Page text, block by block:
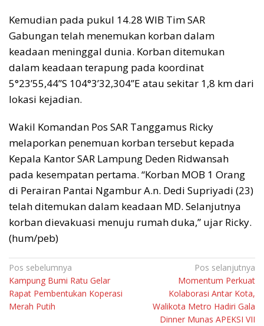
Kemudian pada pukul 14.28 WIB Tim SAR
Gabungan telah menemukan korban dalam
keadaan meninggal dunia. Korban ditemukan
dalam keadaan terapung pada koordinat
5°23’55,44’’S 104°3’32,304’’E atau sekitar 1,8 km dari
lokasi kejadian.
Wakil Komandan Pos SAR Tanggamus Ricky
melaporkan penemuan korban tersebut kepada
Kepala Kantor SAR Lampung Deden Ridwansah
pada kesempatan pertama. “Korban MOB 1 Orang
di Perairan Pantai Ngambur A.n. Dedi Supriyadi (23)
telah ditemukan dalam keadaan MD. Selanjutnya
korban dievakuasi menuju rumah duka,” ujar Ricky.
(hum/peb)
Navigasi
pos
Pos sebelumnya
Kampung Bumi Ratu Gelar
Rapat Pembentukan Koperasi
Merah Putih
Pos selanjutnya
Momentum Perkuat
Kolaborasi Antar Kota,
Walikota Metro Hadiri Gala
Dinner Munas APEKSI VII